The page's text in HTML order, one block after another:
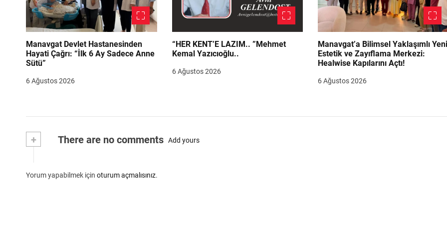
Manavgat Devlet Hastanesinden
Hayati Çağrı: “İlk 6 Ay Sadece Anne
Sütü”
6 Ağustos 2026
“HER KENT’E LAZIM.. ”Mehmet
Kemal Yazıcıoğlu..
6 Ağustos 2026
Manavgat’a Bilimsel Yaklaşımlı
Estetik ve Zayıflama Merkezi:
Healwise Kapılarını Açtı!
6 Ağustos 2026
+ There are no comments Add yours
Yorum yapabilmek için oturum açmalısınız.